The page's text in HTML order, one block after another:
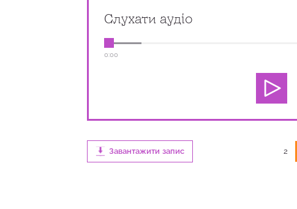
Слухати аудіо
0:00
Завантажити запис 2